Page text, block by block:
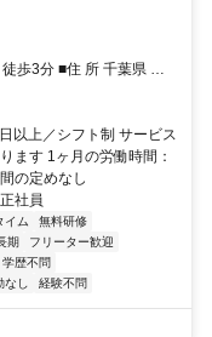
千葉県 我
以上／シフト制 サービス
ます 1ヶ月の労働時間：
の定めなし
社員
イム
無料研修
期
フリーター歓迎
学歴不問
し 経験不問